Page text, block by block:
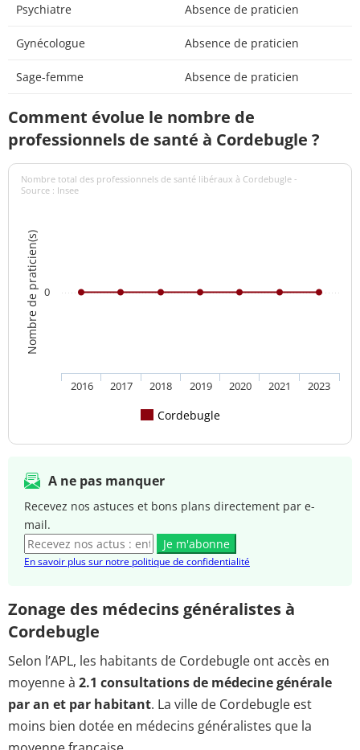
Psychiatre Absence de praticien
Gynécologue Absence de praticien
Sage-femme Absence de praticien
Comment évolue le nombre de
professionnels de santé à Cordebugle ?
Nombre de praticien(s)
Nombre total des professionnels de santé libéraux à Cordebugle -
Source : Insee
Cordebugle
2016 2017 2018 2019 2020 2021 2023
0
A ne pas manquer
Recevez nos astuces et bons plans directement par e-
mail.
Je m'abonne
En savoir plus sur notre politique de confidentialité
Zonage des médecins généralistes à
Cordebugle
Selon l’APL, les habitants de Cordebugle ont accès en
moyenne à 2.1 consultations de médecine générale
par an et par habitant. La ville de Cordebugle est
moins bien dotée en médecins généralistes que la